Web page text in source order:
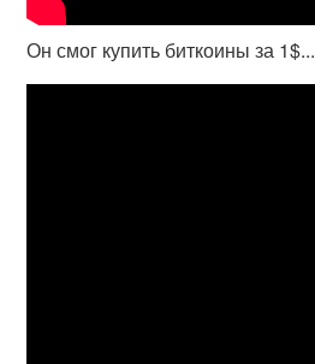
Он смог купить биткоины за 1$...